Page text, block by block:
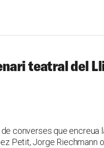
teatral del
converses que encreua
Petit, Jorge Riechmann